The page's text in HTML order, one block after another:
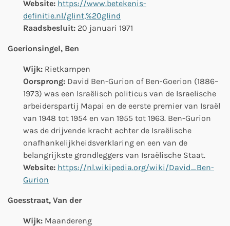
Website: https://www.betekenis-
definitie.nl/glint,%20glind
Raadsbesluit: 20 januari 1971
Goerionsingel, Ben
Wijk: Rietkampen
Oorsprong: David Ben-Gurion of Ben-Goerion (1886–
1973) was een Israëlisch politicus van de Israelische
arbeiderspartij Mapai en de eerste premier van Israël
van 1948 tot 1954 en van 1955 tot 1963. Ben-Gurion
was de drijvende kracht achter de Israëlische
onafhankelijkheidsverklaring en een van de
belangrijkste grondleggers van Israëlische Staat.
Website: https://nl.wikipedia.org/wiki/David_Ben-
Gurion
Goesstraat, Van der
Wijk: Maandereng